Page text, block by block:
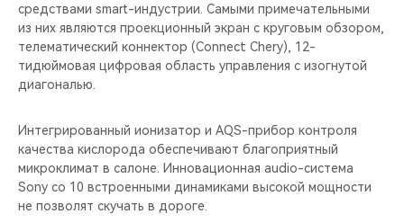
средствами smart-индустрии. Самыми примечательными
из них являются проекционный экран с круговым обзором,
телематический коннектор (Connect Chery), 12-
тидюймовая цифровая область управления с изогнутой
диагональю.
Интегрированный ионизатор и AQS-прибор контроля
качества кислорода обеспечивают благоприятный
микроклимат в салоне. Инновационная audio-система
Sony со 10 встроенными динамиками высокой мощности
не позволят скучать в дороге.